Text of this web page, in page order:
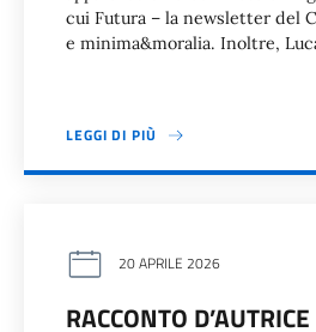
cui Futura – la newsletter del
e minima&moralia. Inoltre,
LEGGI DI PIÙ
20 APRILE 2026
RACCONTO